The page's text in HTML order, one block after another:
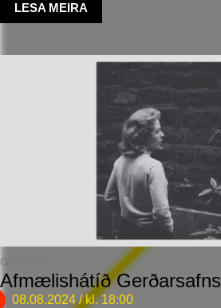
LESA MEIRA
GERÐUR
Afmælishátíð Gerðarsafns
08.08.2024/ kl. 18:00